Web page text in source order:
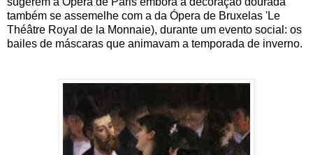
também se assemelhe com a da Ópera de Bruxelas 'Le
Théâtre Royal de la Monnaie), durante um evento social: os
bailes de máscaras que animavam a temporada de inverno.